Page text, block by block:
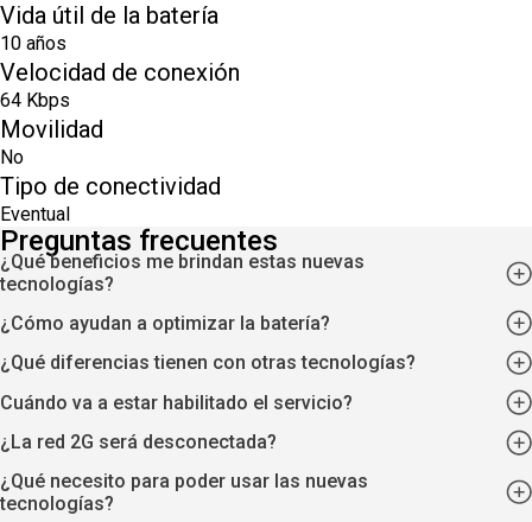
Vida útil de la batería
10 años
Velocidad de conexión
64 Kbps
Movilidad
No
Tipo de conectividad
Eventual
Preguntas frecuentes
¿Qué beneficios me brindan estas nuevas
tecnologías?
¿Cómo ayudan a optimizar la batería?
¿Qué diferencias tienen con otras tecnologías?
Cuándo va a estar habilitado el servicio?
¿La red 2G será desconectada?
¿Qué necesito para poder usar las nuevas
tecnologías?